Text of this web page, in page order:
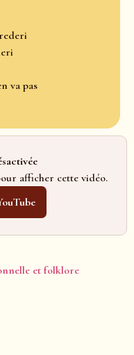
va pas
afficher cette vidéo.
et folklore